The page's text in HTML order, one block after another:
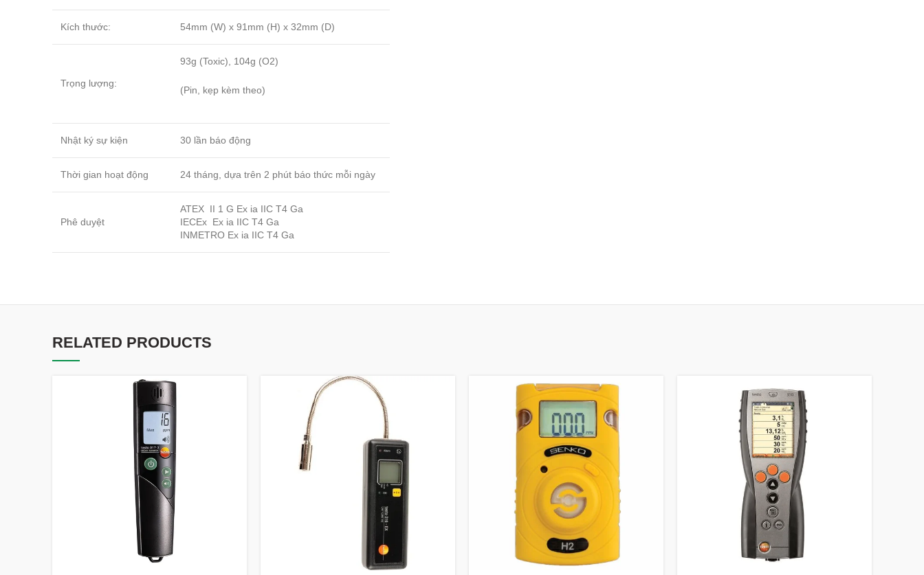
Kích thước: 54mm (W) x 91mm (H) x 32mm (D)
Trọng lượng:
93g (Toxic), 104g (O2)
(Pin, kẹp kèm theo)
Nhật ký sự kiện 30 lần báo động
Thời gian hoạt động 24 tháng, dựa trên 2 phút báo thức mỗi ngày
Phê duyệt
ATEX II 1 G Ex ia IIC T4 Ga
IECEx Ex ia IIC T4 Ga
INMETRO Ex ia IIC T4 Ga
RELATED PRODUCTS